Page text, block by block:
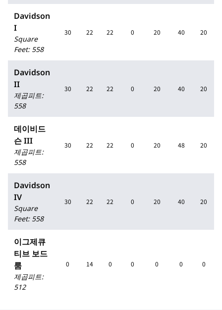
Davidson
I
Square
Feet: 558
30 22 22 0 20 40 20
Davidson
II
제곱피트:
558
30 22 22 0 20 40 20
데이비드
슨 III
제곱피트:
558
30 22 22 0 20 48 20
Davidson
IV
Square
Feet: 558
30 22 22 0 20 40 20
이그제큐
티브 보드
룸
제곱피트:
512
0 14 0 0 0 0 0